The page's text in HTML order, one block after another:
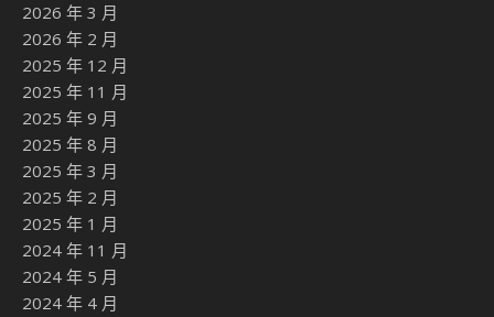
2026 年 3 月
2026 年 2 月
2025 年 12 月
2025 年 11 月
2025 年 9 月
2025 年 8 月
2025 年 3 月
2025 年 2 月
2025 年 1 月
2024 年 11 月
2024 年 5 月
2024 年 4 月